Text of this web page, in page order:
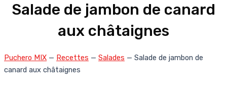
Salade de jambon de canard
aux châtaignes
Puchero MIX — Recettes — Salades — Salade de jambon de
canard aux châtaignes